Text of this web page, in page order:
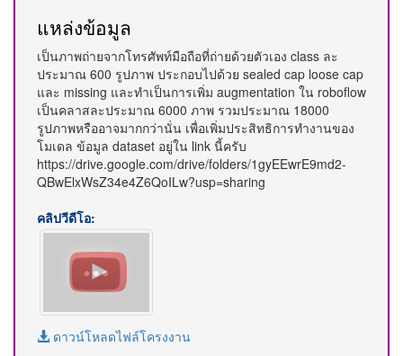
แหล่งข้อมูล
เป็นภาพถ่ายจากโทรศัพท์มือถือที่ถ่ายด้วยตัวเอง class ละ
ประมาณ 600 รูปภาพ ประกอบไปด้วย sealed cap loose cap
และ missing และทำเป็นการเพิ่ม augmentation ใน roboflow
เป็นคลาสละประมาณ 6000 ภาพ รวมประมาณ 18000
รูปภาพหรืออาจมากกว่านั่น เพื่อเพิ่มประสิทธิการทำงานของ
โมเดล ข้อมูล dataset อยู่ใน link นี้ครับ
https://drive.google.com/drive/folders/1gyEEwrE9md2-
QBwElxWsZ34e4Z6QoILw?usp=sharing
คลิปวีดีโอ:
ดาวน์โหลดไฟล์โครงงาน